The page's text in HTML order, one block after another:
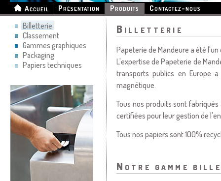
Accueil Présentation Produits Contactez-nous
Billetterie
Classement
Gammes graphiques
Packaging
Papiers techniques
Billetterie
Papeterie de Mandeure a été
L'expertise de Papeterie de
transports publics en Europe
magnétique.
Tous nos produits sont
certifiées pour leur gestion de
Tous nos papiers sont 100%
Notre gamme